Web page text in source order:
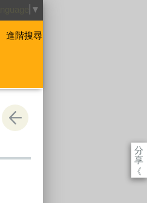
▼
進階搜尋
分
享
《